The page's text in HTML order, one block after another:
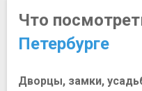
Что
Петербурге
Дворцы, замки,